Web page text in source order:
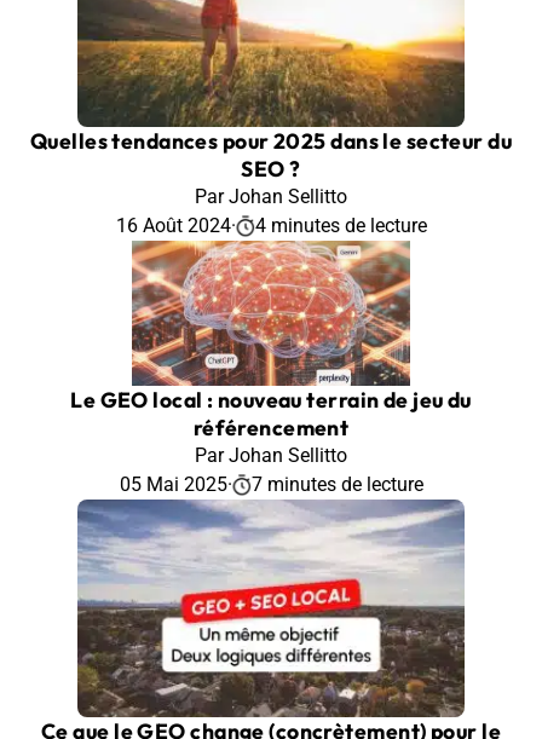
Quelles tendances pour 2025 dans le secteur du
SEO ?
Par Johan Sellitto
16 Août 2024· 4 minutes de lecture
Le GEO local : nouveau terrain de jeu du
référencement
Par Johan Sellitto
05 Mai 2025· 7 minutes de lecture
Ce que le GEO change (concrètement) pour le